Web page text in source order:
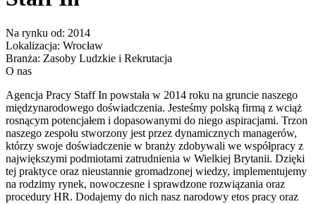
Na rynku od: 2014
Lokalizacja: Wrocław
Branża: Zasoby Ludzkie i Rekrutacja
O nas
Agencja Pracy Staff In powstała w 2014 roku na gruncie naszego
międzynarodowego doświadczenia. Jesteśmy polską firmą z wciąż
rosnącym potencjałem i dopasowanymi do niego aspiracjami. Trzon
naszego zespołu stworzony jest przez dynamicznych managerów,
którzy swoje doświadczenie w branży zdobywali we współpracy z
największymi podmiotami zatrudnienia w Wielkiej Brytanii. Dzięki
tej praktyce oraz nieustannie gromadzonej wiedzy, implementujemy
na rodzimy rynek, nowoczesne i sprawdzone rozwiązania oraz
procedury HR. Dodajemy do nich nasz narodowy etos pracy oraz